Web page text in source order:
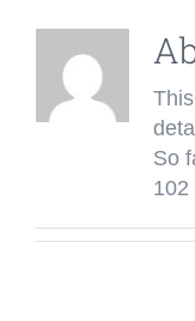
INSTITUCIONAL
PLAN DE
So
102